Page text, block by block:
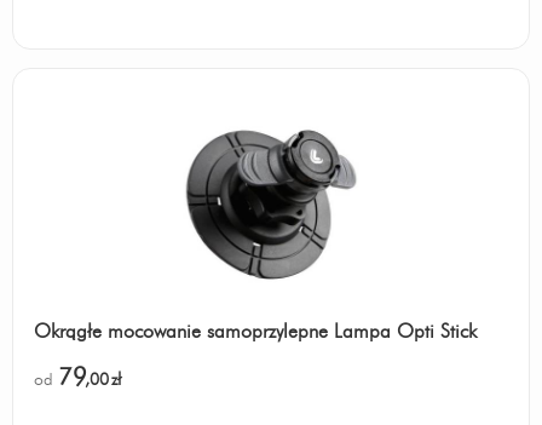
Okrągłe mocowanie samoprzylepne Lampa Opti Stick
od 79,00zł